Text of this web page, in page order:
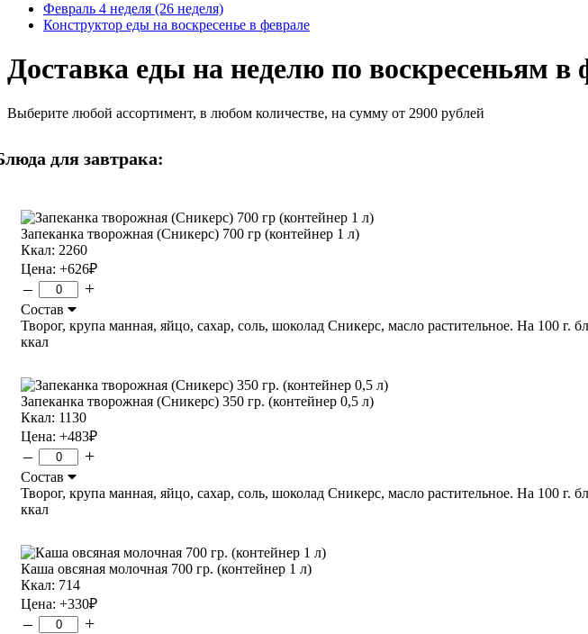
Февраль 4 неделя (26 неделя)
Конструктор еды на воскресенье в феврале
Доставка еды на неделю по воскресеньям
Выберите любой ассортимент, в любом количестве, на сумму от 2900 рублей
для завтрака:
Запеканка творожная (Сникерс) 700 гр (контейнер 1 л)
Ккал: 2260
Цена: +626₽
– +
Состав
Творог, крупа манная, яйцо, сахар, соль, шоколад Сникерс, масло растительное. На 100 г.
ккал
Запеканка творожная (Сникерс) 350 гр. (контейнер 0,5 л)
Ккал: 1130
Цена: +483₽
– +
Состав
Творог, крупа манная, яйцо, сахар, соль, шоколад Сникерс, масло растительное. На 100 г.
ккал
Каша овсяная молочная 700 гр. (контейнер 1 л)
Ккал: 714
Цена: +330₽
– +